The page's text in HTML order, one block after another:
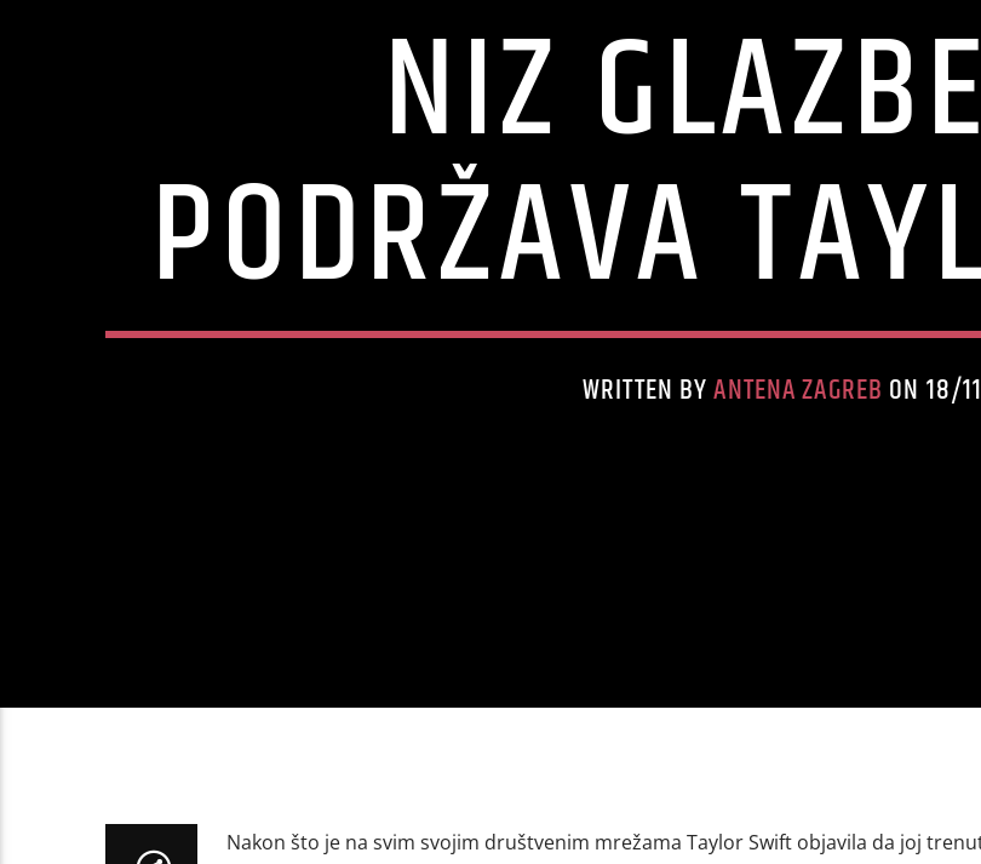
NIZ
PODRŽAVA
WRITTEN BYANTENA ZAGREB ON 18/
Nakon što je na svim svojim društvenim mrežama Taylor Swift objavila da joj